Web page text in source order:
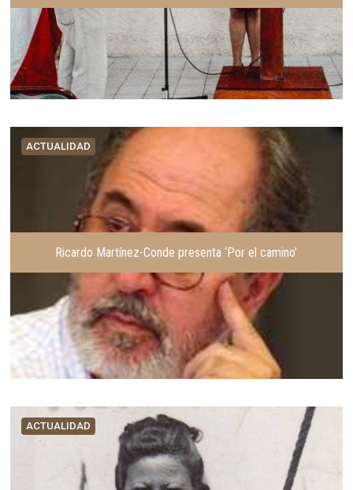
ACTUALIDAD
Ricardo Martínez-Conde presenta ‘Por el camino’
ACTUALIDAD